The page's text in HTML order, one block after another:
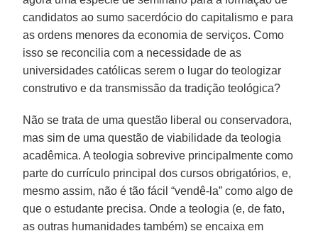
candidatos ao sumo sacerdócio do capitalismo e para
as ordens menores da economia de serviços. Como
isso se reconcilia com a necessidade de as
universidades católicas serem o lugar do teologizar
construtivo e da transmissão da tradição teológica?
Não se trata de uma questão liberal ou conservadora,
mas sim de uma questão de viabilidade da teologia
acadêmica. A teologia sobrevive principalmente como
parte do currículo principal dos cursos obrigatórios, e,
mesmo assim, não é tão fácil “vendê-la” como algo de
que o estudante precisa. Onde a teologia (e, de fato,
as outras humanidades também) se encaixa em